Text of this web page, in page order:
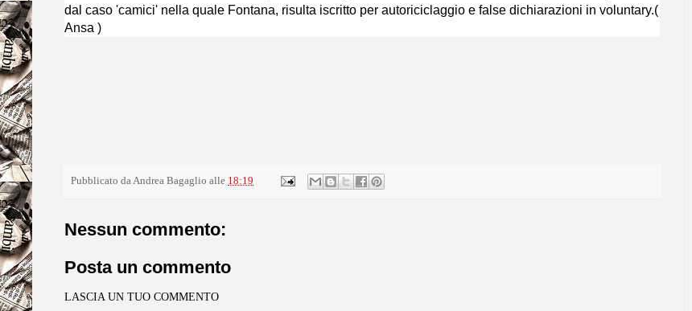
dal caso 'camici' nella quale Fontana, risulta iscritto per autoriciclaggio e false dichiarazioni in voluntary.(
Ansa )
Pubblicato da Andrea Bagaglio alle 18:19
Nessun commento:
Posta un commento
LASCIA UN TUO COMMENTO